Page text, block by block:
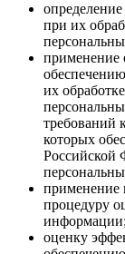
при их
применение
их
требований
которых
Российской
применение
процедуру
оценку